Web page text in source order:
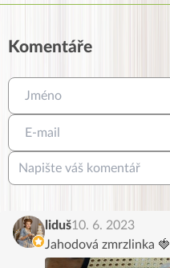
Komentáře
liduš10. 6. 2023
Jahodová zmrzlinka 🍓